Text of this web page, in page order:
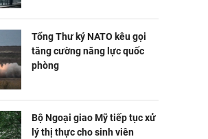
Tổng Thư ký NATO kêu gọi
tăng cường năng lực quốc
phòng
Bộ Ngoại giao Mỹ tiếp tục xử
lý thị thực cho sinh viên